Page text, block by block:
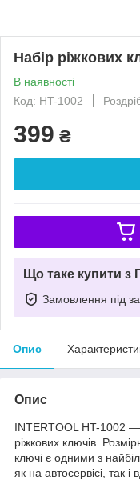
Набір ріжкових
В наявності
Код: HT-1002
399 ₴
Що таке купити з
Замовлення під
Опис
Опис
INTERTOOL HT-1002 —
ріжкових ключів.
ключі є одними з
як на автосервісі, так